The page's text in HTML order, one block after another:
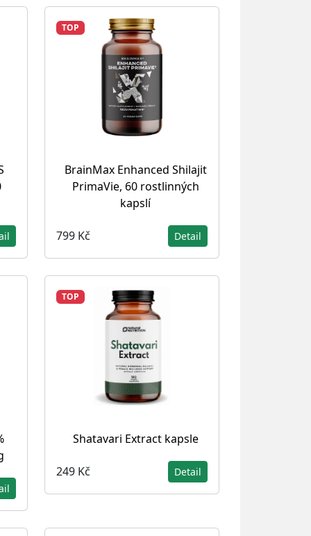
TOP
BrainMax Enhanced Shilajit
PrimaVie, 60 rostlinných
kapslí
799 Kč Detail
TOP
Shatavari Extract kapsle
249 Kč Detail